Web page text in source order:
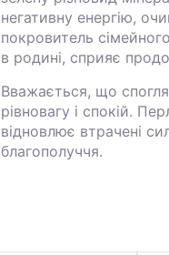
негативну енергію,
покровитель
в родині, сприяє
Вважається, що
рівновагу і спокій.
відновлює втрачені
благополуччя.